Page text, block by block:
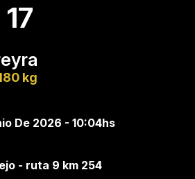
kg
De 2026 - 10:04hs
- ruta 9 km 254